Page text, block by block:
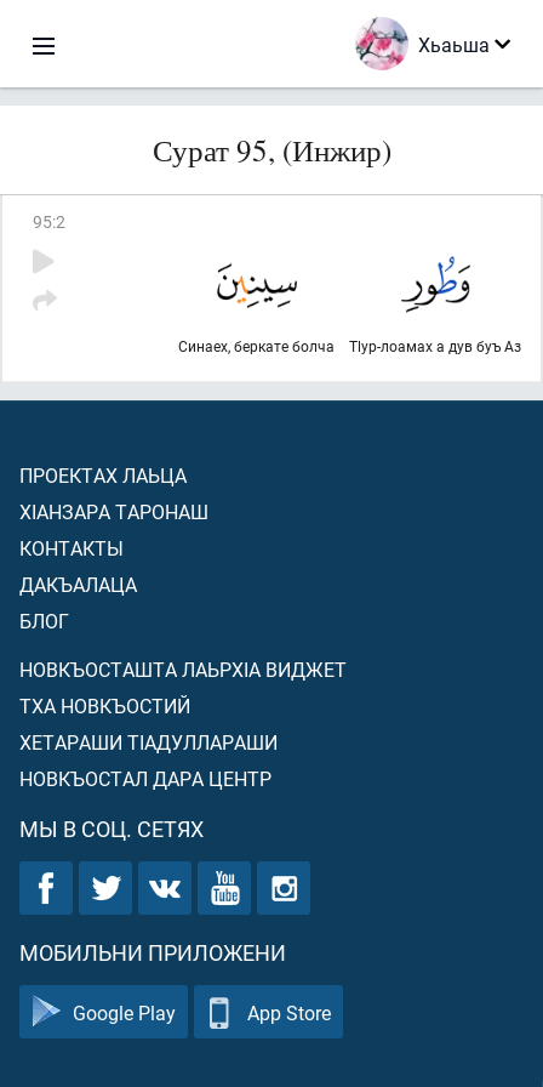
Хьаьша
Сурат 95, (Инжир)
95:2
Тlур-лоамах а дув буъ Аз
Синаех, беркате болча
ПРОЕКТАХ ЛАЬЦА
ХIАНЗАРА ТАРОНАШ
КОНТАКТЫ
ДАКЪАЛАЦА
БЛОГ
НОВКЪОСТАШТА ЛАЬРХIА ВИДЖЕТ
ТХА НОВКЪОСТИЙ
ХЕТАРАШИ ТIАДУЛЛАРАШИ
НОВКЪОСТАЛ ДАРА ЦЕНТР
МЫ В СОЦ. СЕТЯХ
МОБИЛЬНИ ПРИЛОЖЕНИ
Google Play App Store